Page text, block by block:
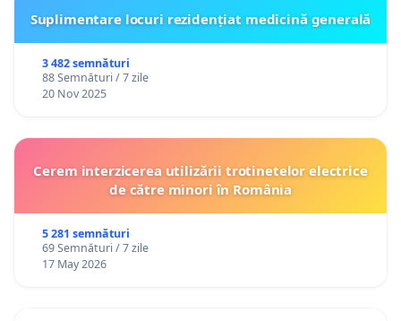
Suplimentare locuri rezidențiat medicină generală
3 482 semnături
88 Semnături / 7 zile
20 Nov 2025
Cerem interzicerea utilizării trotinetelor electrice
de către minori în România
5 281 semnături
69 Semnături / 7 zile
17 May 2026